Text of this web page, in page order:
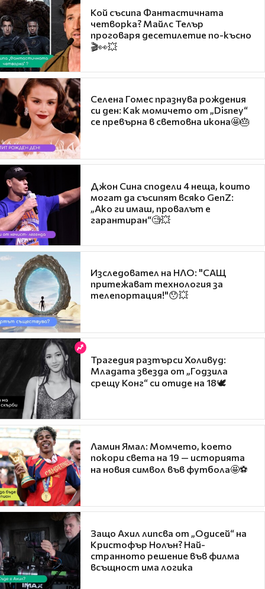
Кой съсипа Фантастичната
четворка? Майлс Телър
проговаря десетилетие по-късно
🎬👀💥
Селена Гомес празнува рождения
си ден: Как момичето от „Disney“
се превърна в световна икона🤩🎂
Джон Сина сподели 4 неща, които
могат да съсипят всяко GenZ:
„Ако ги имаш, провалът е
гарантиран“🧐💥
Изследовател на НЛО: "САЩ
притежават технология за
телепортация!"😯💥
Трагедия разтърси Холивуд:
Младата звезда от „Годзила
срещу Конг“ си отиде на 18🕊️
Ламин Ямал: Момчето, което
покори света на 19 — историята
на новия символ във футбола🤩⚽
Защо Ахил липсва от „Одисей“ на
Кристофър Нолън? Най-
странното решение във филма
всъщност има логика